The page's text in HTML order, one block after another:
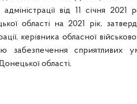
адміністрації від 11 січня
області на 2021 рік,
керівника обласної
сприятливих
області,